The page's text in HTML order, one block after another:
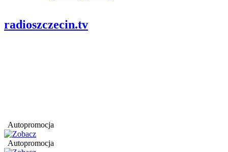
radioszczecin.tv
Autopromocja
Autopromocja